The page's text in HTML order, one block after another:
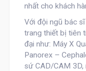
nhất cho khách
Với đội ngũ bác
trang thiết bị tiên
đại như: Máy X
Panorex –
sứ CAD/CAM 3D,